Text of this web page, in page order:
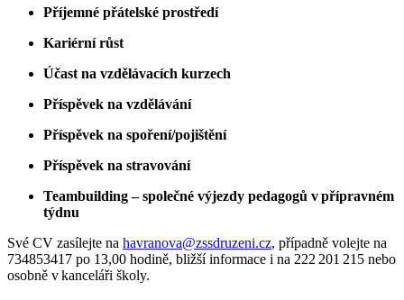
Příjemné přátelské prostředí
Kariérní růst
Účast na vzdělávacích kurzech
Příspěvek na vzdělávání
Příspěvek na spoření/pojištění
Příspěvek na stravování
Teambuilding – společné výjezdy pedagogů v přípravném
týdnu
Své CV zasílejte na havranova@zssdruzeni.cz, případně volejte na
734853417 po 13,00 hodině, bližší informace i na 222 201 215 nebo
osobně v kanceláři školy.